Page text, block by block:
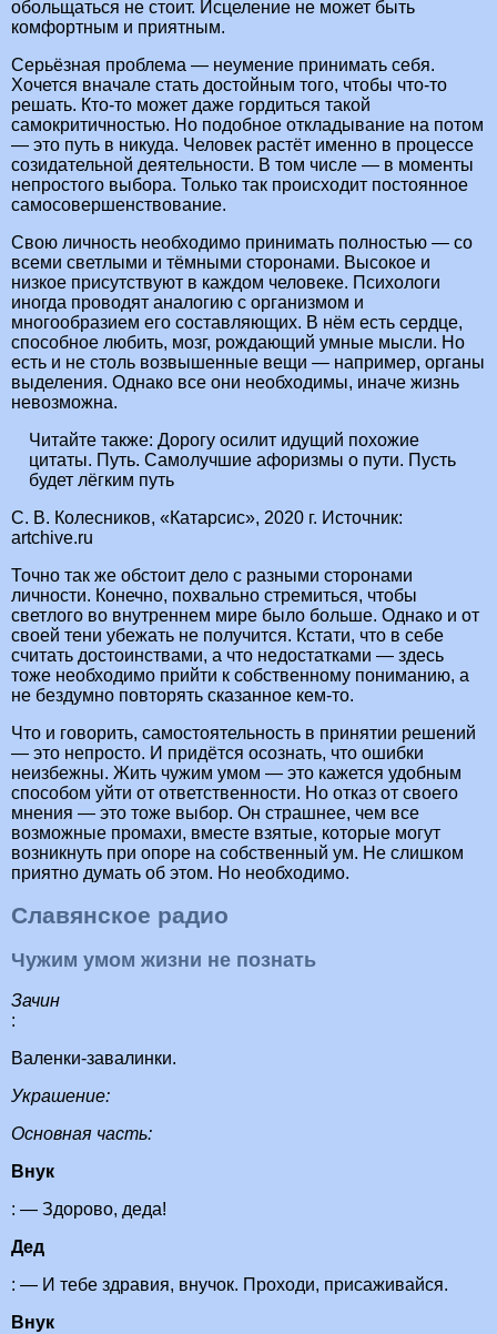
обольщаться не стоит. Исцеление не может быть
комфортным и приятным.
Серьёзная проблема — неумение принимать себя.
Хочется вначале стать достойным того, чтобы что-то
решать. Кто-то может даже гордиться такой
самокритичностью. Но подобное откладывание на потом
— это путь в никуда. Человек растёт именно в процессе
созидательной деятельности. В том числе — в моменты
непростого выбора. Только так происходит постоянное
самосовершенствование.
Свою личность необходимо принимать полностью — со
всеми светлыми и тёмными сторонами. Высокое и
низкое присутствуют в каждом человеке. Психологи
иногда проводят аналогию с организмом и
многообразием его составляющих. В нём есть сердце,
способное любить, мозг, рождающий умные мысли. Но
есть и не столь возвышенные вещи — например, органы
выделения. Однако все они необходимы, иначе жизнь
невозможна.
Читайте также: Дорогу осилит идущий похожие
цитаты. Путь. Самолучшие афоризмы о пути. Пусть
будет лёгким путь
С. В. Колесников, «Катарсис», 2020 г. Источник:
artchive.ru
Точно так же обстоит дело с разными сторонами
личности. Конечно, похвально стремиться, чтобы
светлого во внутреннем мире было больше. Однако и от
своей тени убежать не получится. Кстати, что в себе
считать достоинствами, а что недостатками — здесь
тоже необходимо прийти к собственному пониманию, а
не бездумно повторять сказанное кем-то.
Что и говорить, самостоятельность в принятии решений
— это непросто. И придётся осознать, что ошибки
неизбежны. Жить чужим умом — это кажется удобным
способом уйти от ответственности. Но отказ от своего
мнения — это тоже выбор. Он страшнее, чем все
возможные промахи, вместе взятые, которые могут
возникнуть при опоре на собственный ум. Не слишком
приятно думать об этом. Но необходимо.
Славянское радио
Чужим умом жизни не познать
Зачин
:
Валенки-завалинки.
Украшение:
Основная часть:
Внук
: — Здорово, деда!
Дед
: — И тебе здравия, внучок. Проходи, присаживайся.
Внук